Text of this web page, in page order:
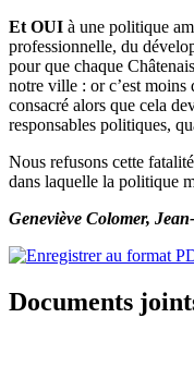
Et OUI à une politique
professionnelle, du
pour que chaque
notre ville : or c’est
consacré alors que cela
responsables politiques,
Nous refusons cette
dans laquelle la politique
Geneviève Colomer,
Documents